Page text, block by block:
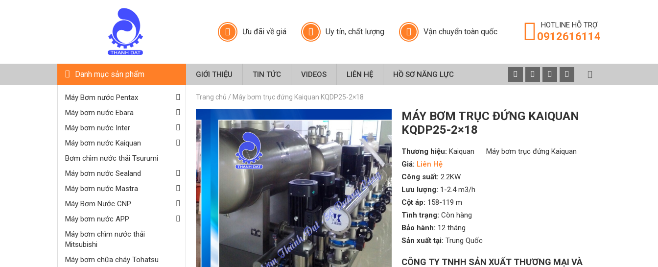
Ưu đãi về giá Uy tín, chất lượng Vận chuyển toàn quốc
HOTLINE HỖ TRỢ
0912616114
Danh mục sản phẩm GIỚI THIỆU TIN TỨC VIDEOS LIÊN HỆ HỒ SƠ NĂNG LỰC
Máy Bơm nước Pentax
Máy bơm nước Ebara
Máy bơm nước Inter
Máy bơm nước Kaiquan
Bơm chìm nước thải Tsurumi
Máy bơm nước Sealand
Máy bơm nước Mastra
Máy Bơm Nước CNP
Máy bơm nước APP
Máy bơm chìm nước thải
Mitsubishi
Máy bơm chữa cháy Tohatsu
Trang chủ / Máy bơm trục đứng Kaiquan KQDP25-2×18
MÁY BƠM TRỤC ĐỨNG KAIQUAN
KQDP25-2×18
Thương hiệu: Kaiquan
Máy bơm trục đứng Kaiquan
Giá: Liên Hệ
Công suất: 2.2KW
Lưu lượng: 1-2.4 m3/h
Cột áp: 158-119 m
Tình trạng: Còn hàng
Bảo hành: 12 tháng
Sản xuất tại: Trung Quốc
CÔNG TY TNHH SẢN XUẤT THƯƠNG MẠI VÀ